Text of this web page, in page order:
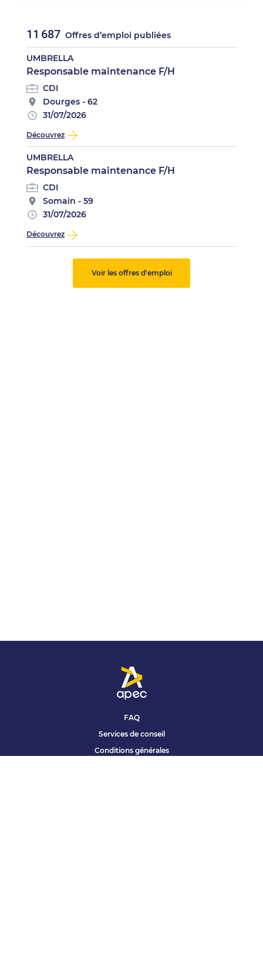
11 687 Offres d’emploi publiées
UMBRELLA
Responsable maintenance F/H
CDI
Dourges - 62
31/07/2026
Découvrez
UMBRELLA
Responsable maintenance F/H
CDI
Somain - 59
31/07/2026
Découvrez
Voir les offres d'emploi
FAQ
Services de conseil
Conditions générales